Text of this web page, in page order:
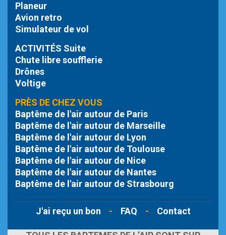
Planeur
Avion retro
Simulateur de vol
ACTIVITÉS Suite
Chute libresoufflerie
Drônes
Voltige
PRÈS DE CHEZ VOUS
Baptême de l'air autour de Paris
Baptême de l'air autour de Marseille
Baptême de l'air autour de Lyon
Baptême de l'air autour de Toulouse
Baptême de l'air autour de Nice
Baptême de l'air autour de Nantes
Baptême de l'air autour de Strasbourg
J'ai reçu un bon - FAQ - Contact